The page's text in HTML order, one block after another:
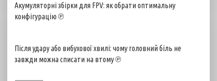
Акумуляторні збірки для FPV: як обрати оптимальну
конфігурацію ℗
Після удару або вибухової хвилі: чому головний біль не
завжди можна списати на втому ℗